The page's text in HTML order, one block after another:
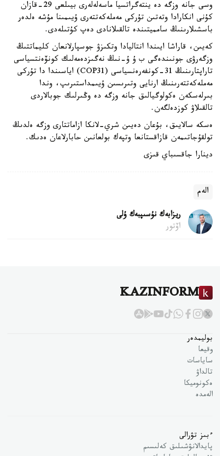
وسى جانە وزگە دە ينتەگراتسيا ماسەلەلەرى بيىلعى 29-قازان
كۇنى انكارادا وتەتىن تۇركى مەملەكەتتەرى ۇيىمىنا مۇشە ەلدەر
باسشىلارىنىڭ سامميتىندە تالقىلانادى دەپ كۇتىلەدى.
كەيىن، قاراشا ايىندا انتاليادا وتكىزۋ جوسپارلانعان كليماتتىڭ
وزگەرۋى جونىندەگى ب ۇ ۇ-نىڭ نەگىزدەمەلىك كونۆەنتسياسى
تاراپتارىنىڭ 31-كونفەرەنسياسى (COP31) اياسىندا دا تۇركى
مەملەكەتتەرىنىڭ ارنايى وتىرىسىن ۇيىمداستىرىپ، وندا
بىرلەسكەن ەكولوگيالىق جانە وزگە دە وڭىرلىك جوبالاردى
تالقىلاۋ كوزدەلگەن.
ەسكە سالايىق، بۇعان دەيىن شري-لانكا ازاماتتارى وزگە ەلدىڭ
تولقۇجاتىمەن قازاقستانعا وتپەك بولعانىن حابارلاعان ەدىك.
دينارا جاقسىباي قىزى
الەم
ريزابەك نۇسىپبەك ۇلى
اۆتور
KAZINFORM
بوليمدەر
وقيعا
ساياسات
تالداۋ
ەكونوميكا
الەمدە
ءبىز تۋرالى
پايدالانۋشىلىق كەلىسىم